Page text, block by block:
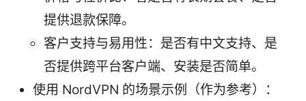
提供退款保障。
客户支持与易用性：是否有中文支持、是
否提供跨平台客户端、安装是否简单。
使用 NordVPN 的场景示例（作为参考）：